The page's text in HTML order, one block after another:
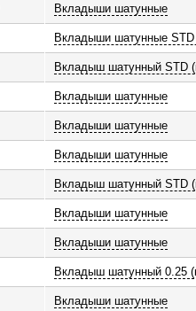
Вкладыши шатунные
Вкладыши шатунные STD
Вкладыш шатунный STD
Вкладыши шатунные
Вкладыши шатунные
Вкладыши шатунные
Вкладыш шатунный STD
Вкладыши шатунные
Вкладыши шатунные
Вкладыш шатунный 0.25
Вкладыши шатунные